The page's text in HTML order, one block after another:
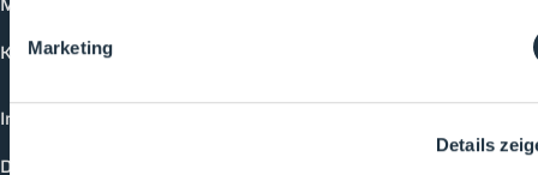
Marketing
Details
Kontakt
Impressum
Datenschutzerklärung